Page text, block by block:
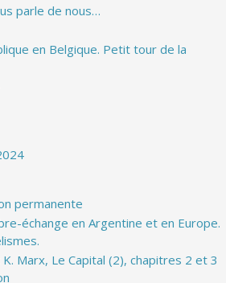
parle de nous…
en Belgique. Petit tour de la
permanente
échange en Argentine et en Europe.
Marx, Le Capital (2), chapitres 2 et 3